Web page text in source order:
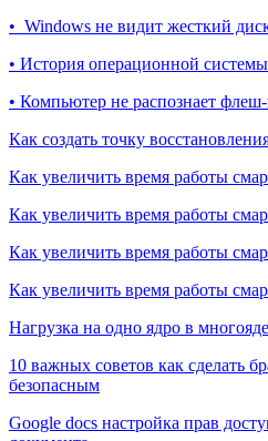
• Windows не видит жесткий
• История операционной
• Компьютер не распознает
Как создать точку
Как увеличить время работы
Как увеличить время работы
Как увеличить время работы
Как увеличить время работы
Нагрузка на одно ядро в
10 важных советов как сделать
безопасным
Google docs настройка прав